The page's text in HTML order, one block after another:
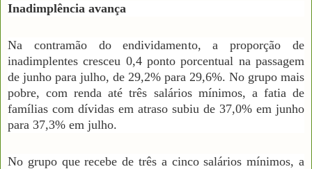
Inadimplência avança
Na contramão do endividamento, a proporção de
inadimplentes cresceu 0,4 ponto porcentual na passagem
de junho para julho, de 29,2% para 29,6%. No grupo mais
pobre, com renda até três salários mínimos, a fatia de
famílias com dívidas em atraso subiu de 37,0% em junho
para 37,3% em julho.
No grupo que recebe de três a cinco salários mínimos, a